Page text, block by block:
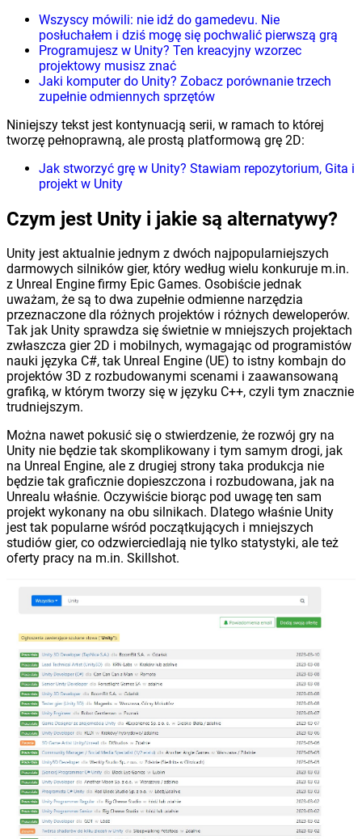
Wszyscy mówili: nie idź do gamedevu. Nie
posłuchałem i dziś mogę się pochwalić pierwszą grą
Programujesz w Unity? Ten kreacyjny wzorzec
projektowy musisz znać
Jaki komputer do Unity? Zobacz porównanie trzech
zupełnie odmiennych sprzętów
Niniejszy tekst jest kontynuacją serii, w ramach to której
tworzę pełnoprawną, ale prostą platformową grę 2D:
Jak stworzyć grę w Unity? Stawiam repozytorium, Gita i
projekt w Unity
Czym jest Unity i jakie są alternatywy?
Unity jest aktualnie jednym z dwóch najpopularniejszych
darmowych silników gier, który według wielu konkuruje m.in.
z Unreal Engine firmy Epic Games. Osobiście jednak
uważam, że są to dwa zupełnie odmienne narzędzia
przeznaczone dla różnych projektów i różnych deweloperów.
Tak jak Unity sprawdza się świetnie w mniejszych projektach
zwłaszcza gier 2D i mobilnych, wymagając od programistów
nauki języka C#, tak Unreal Engine (UE) to istny kombajn do
projektów 3D z rozbudowanymi scenami i zaawansowaną
grafiką, w którym tworzy się w języku C++, czyli tym znacznie
trudniejszym.
Można nawet pokusić się o stwierdzenie, że rozwój gry na
Unity nie będzie tak skomplikowany i tym samym drogi, jak
na Unreal Engine, ale z drugiej strony taka produkcja nie
będzie tak graficznie dopieszczona i rozbudowana, jak na
Unrealu właśnie. Oczywiście biorąc pod uwagę ten sam
projekt wykonany na obu silnikach. Dlatego właśnie Unity
jest tak popularne wśród początkujących i mniejszych
studiów gier, co odzwierciedlają nie tylko statystyki, ale też
oferty pracy na m.in. Skillshot.